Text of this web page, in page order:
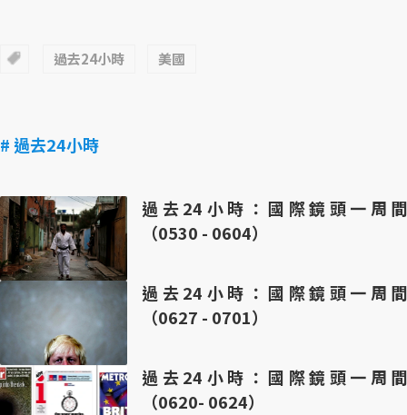
過去24小時 美國
# 過去24小時
過去24小時：國際鏡頭一周間
（0530 - 0604）
過去24小時：國際鏡頭一周間
（0627 - 0701）
過去24小時：國際鏡頭一周間
（0620- 0624）